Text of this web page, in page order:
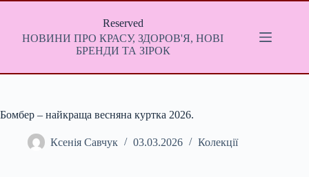
Перейти
Reserved
НОВИНИ ПРО КРАСУ, ЗДОРОВ'Я, НОВІ
БРЕНДИ ТА ЗІРОК
Бомбер – найкраща весняна куртка 2026.
Ксенія Савчук 03.03.2026 Колекції